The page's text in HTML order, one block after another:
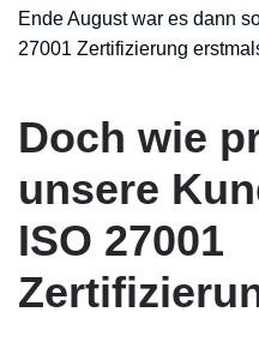
Ende August war es dann
27001 Zertifizierung
Doch wie
unsere
ISO 27001